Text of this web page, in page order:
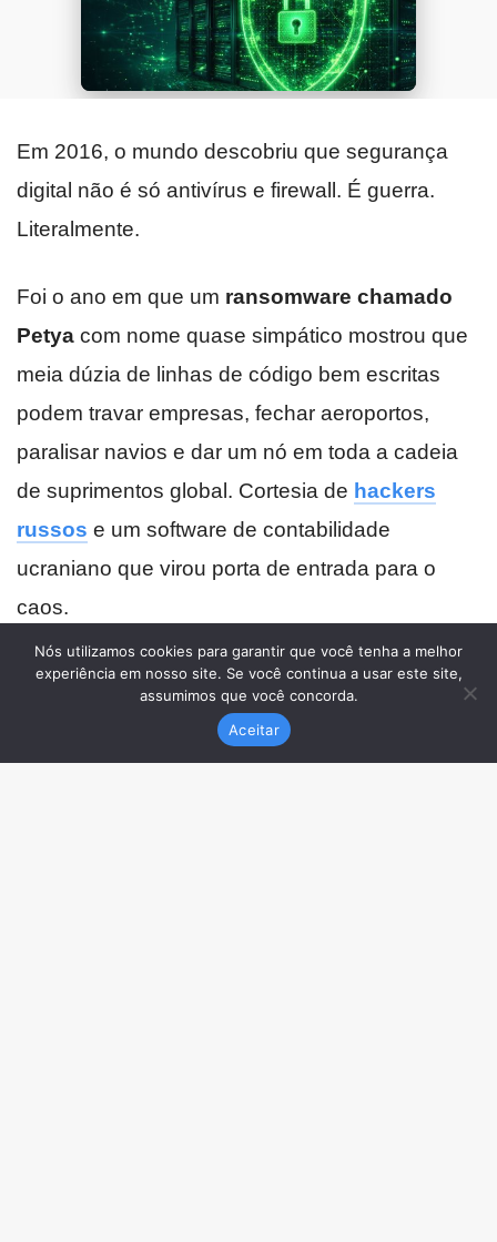
Nós utilizamos cookies para garantir que você tenha a melhor
experiência em nosso site. Se você continua a usar este site,
assumimos que você concorda.
Aceitar